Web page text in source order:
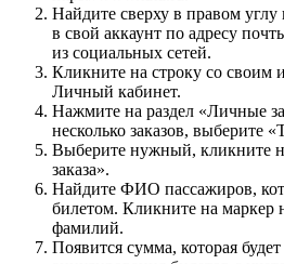
Найдите сверху в правом
в свой аккаунт по адресу
из социальных сетей.
Кликните на строку со своим
Личный кабинет.
Нажмите на раздел «Личные
несколько заказов, выберите
Выберите нужный, кликните
заказа».
Найдите ФИО пассажиров,
билетом. Кликните на
фамилий.
Появится сумма, которая